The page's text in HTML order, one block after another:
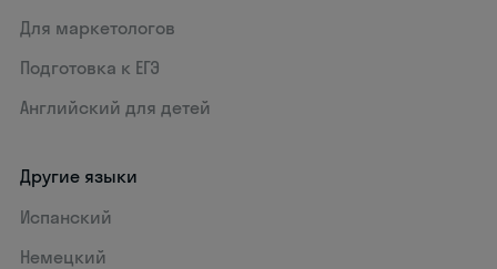
Для маркетологов
Подготовка к ЕГЭ
Английский для детей
Другие языки
Испанский
Немецкий